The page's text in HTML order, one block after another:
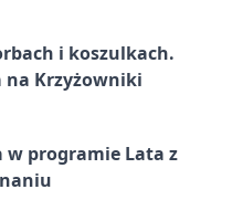
i koszulkach.
na Krzyżowniki
w programie Lata z